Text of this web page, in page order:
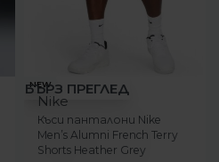
-11%
NEW
БЪРЗ ПРЕГЛЕД
Nike
Къси панталони Nike
Men’s Alumni French Terry
Shorts Heather Grey